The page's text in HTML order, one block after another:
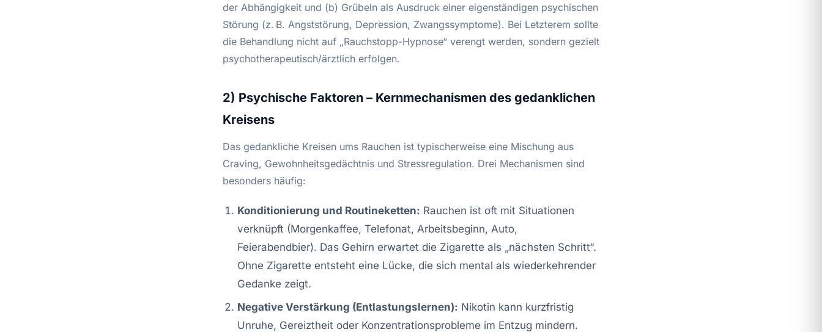
der Abhängigkeit und (b) Grübeln als Ausdruck einer eigenständigen psychischen
Störung (z. B. Angststörung, Depression, Zwangssymptome). Bei Letzterem sollte
die Behandlung nicht auf „Rauchstopp-Hypnose“ verengt werden, sondern gezielt
psychotherapeutisch/ärztlich erfolgen.
2) Psychische Faktoren – Kernmechanismen des gedanklichen
Kreisens
Das gedankliche Kreisen ums Rauchen ist typischerweise eine Mischung aus
Craving, Gewohnheitsgedächtnis und Stressregulation. Drei Mechanismen sind
besonders häufig:
Konditionierung und Routineketten: Rauchen ist oft mit Situationen
verknüpft (Morgenkaffee, Telefonat, Arbeitsbeginn, Auto,
Feierabendbier). Das Gehirn erwartet die Zigarette als „nächsten Schritt“.
Ohne Zigarette entsteht eine Lücke, die sich mental als wiederkehrender
Gedanke zeigt.
Negative Verstärkung (Entlastungslernen): Nikotin kann kurzfristig
Unruhe, Gereiztheit oder Konzentrationsprobleme im Entzug mindern.